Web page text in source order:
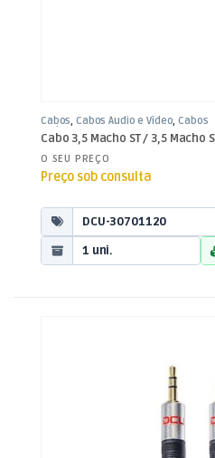
Cabos,Cabos Áudio e Vídeo,Cabos
Jack 3,5mm
Cabo 3,5 Macho ST / 3,5 Macho
O SEU PREÇO
Preço sob consulta
DCU-30701120
1 uni.